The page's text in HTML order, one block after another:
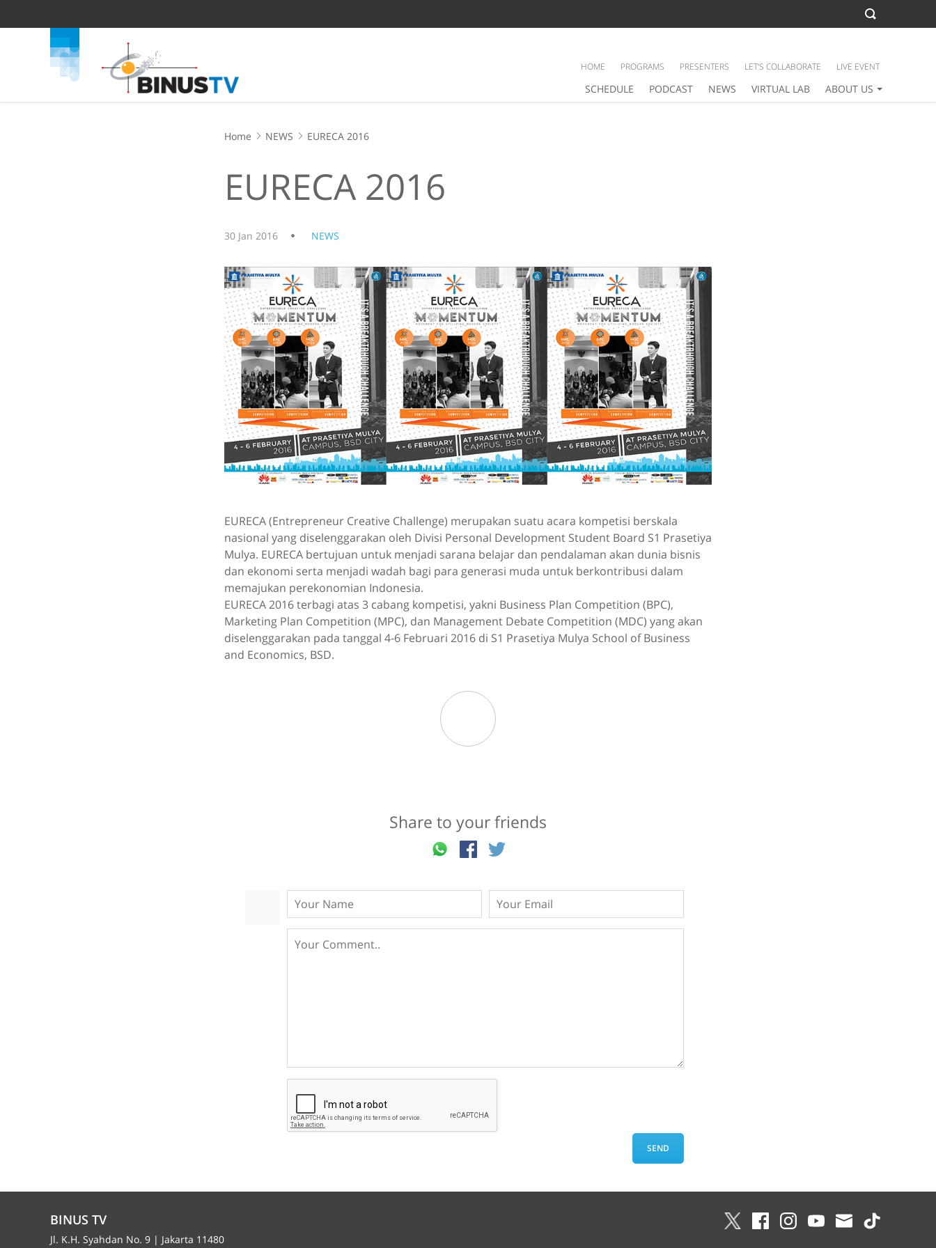
SCHEDULE PODCAST NEWS VIRTUAL LAB ABOUT US
HOME PROGRAMS PRESENTERS LET’S COLLABORATE LIVE EVENT
Home NEWS EURECA 2016
EURECA 2016
30 Jan 2016 NEWS
EURECA (Entrepreneur Creative Challenge) merupakan suatu acara kompetisi berskala
nasional yang diselenggarakan oleh Divisi Personal Development Student Board S1 Prasetiya
Mulya. EURECA bertujuan untuk menjadi sarana belajar dan pendalaman akan dunia bisnis
dan ekonomi serta menjadi wadah bagi para generasi muda untuk berkontribusi dalam
memajukan perekonomian Indonesia.
EURECA 2016 terbagi atas 3 cabang kompetisi, yakni Business Plan Competition (BPC),
Marketing Plan Competition (MPC), dan Management Debate Competition (MDC) yang akan
diselenggarakan pada tanggal 4-6 Februari 2016 di S1 Prasetiya Mulya School of Business
and Economics, BSD.
Share to your friends
BINUS TV
Jl. K.H. Syahdan No. 9 | Jakarta 11480